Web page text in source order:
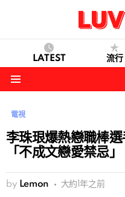
LATEST 流行
電視
李珠珢爆熱戀職棒
「不成文戀愛禁忌」
by Lemon 大約1年之前